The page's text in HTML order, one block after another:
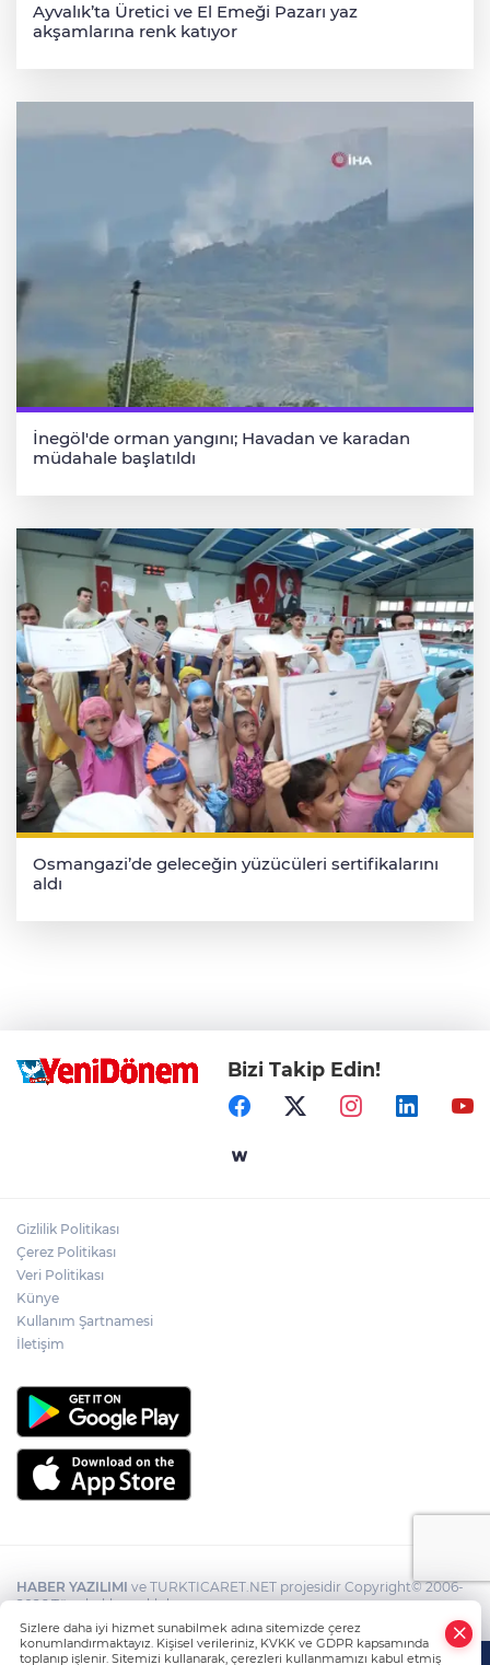
Ayvalık’ta Üretici ve El Emeği Pazarı yaz
akşamlarına renk katıyor
İnegöl'de orman yangını; Havadan ve karadan
müdahale başlatıldı
Osmangazi’de geleceğin yüzücüleri sertifikalarını
aldı
Bizi Takip Edin!
Gizlilik Politikası
Çerez Politikası
Veri Politikası
Künye
Kullanım Şartnamesi
İletişim
HABER YAZILIMI ve TURKTICARET.NET projesidir Copyright© 2006-
2026 Tüm hakları saklıdır.
Sizlere daha iyi hizmet sunabilmek adına sitemizde çerez
konumlandırmaktayız. Kişisel verileriniz, KVKK ve GDPR kapsamında
toplanıp işlenir. Sitemizi kullanarak, çerezleri kullanmamızı kabul etmiş